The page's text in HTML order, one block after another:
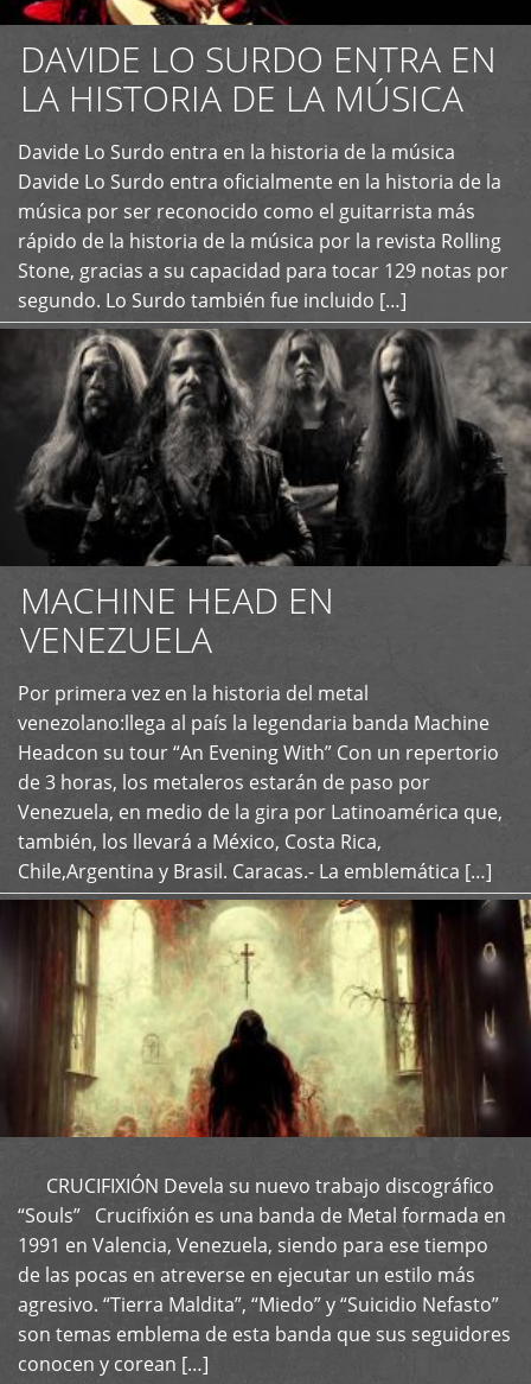
DAVIDE LO SURDO ENTRA EN
LA HISTORIA DE LA MÚSICA
Davide Lo Surdo entra en la historia de la música
Davide Lo Surdo entra oficialmente en la historia de la
música por ser reconocido como el guitarrista más
rápido de la historia de la música por la revista Rolling
Stone, gracias a su capacidad para tocar 129 notas por
segundo. Lo Surdo también fue incluido […]
+
MACHINE HEAD EN
VENEZUELA
Por primera vez en la historia del metal
venezolano:llega al país la legendaria banda Machine
Headcon su tour “An Evening With” Con un repertorio
de 3 horas, los metaleros estarán de paso por
Venezuela, en medio de la gira por Latinoamérica que,
también, los llevará a México, Costa Rica,
Chile,Argentina y Brasil. Caracas.- La emblemática […]
+
CRUCIFIXIÓN Devela su nuevo trabajo discográfico
“Souls” Crucifixión es una banda de Metal formada en
1991 en Valencia, Venezuela, siendo para ese tiempo
de las pocas en atreverse en ejecutar un estilo más
agresivo. “Tierra Maldita”, “Miedo” y “Suicidio Nefasto”
son temas emblema de esta banda que sus seguidores
conocen y corean […]
+